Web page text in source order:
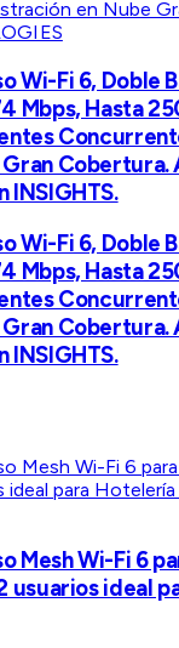
Wi-Fi 6, Doble
Mbps, Hasta
INSIGHTS.
Wi-Fi 6, Doble
Mbps, Hasta
INSIGHTS.
Mesh Wi-Fi 6
usuarios ideal